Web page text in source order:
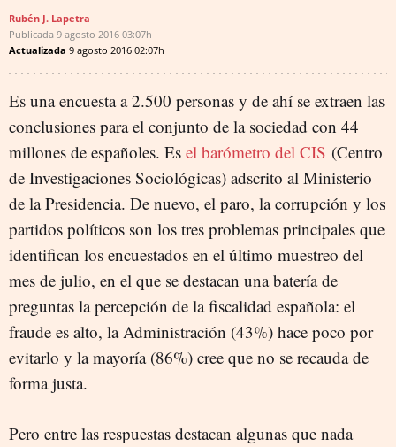
Rubén J. Lapetra
Publicada 9 agosto 2016 03:07h
Actualizada 9 agosto 2016 02:07h
Es una encuesta a 2.500 personas y de ahí se extraen las
conclusiones para el conjunto de la sociedad con 44
millones de españoles. Es el barómetro del CIS (Centro
de Investigaciones Sociológicas) adscrito al Ministerio
de la Presidencia. De nuevo, el paro, la corrupción y los
partidos políticos son los tres problemas principales que
identifican los encuestados en el último muestreo del
mes de julio, en el que se destacan una batería de
preguntas la percepción de la fiscalidad española: el
fraude es alto, la Administración (43%) hace poco por
evitarlo y la mayoría (86%) cree que no se recauda de
forma justa.
Pero entre las respuestas destacan algunas que nada